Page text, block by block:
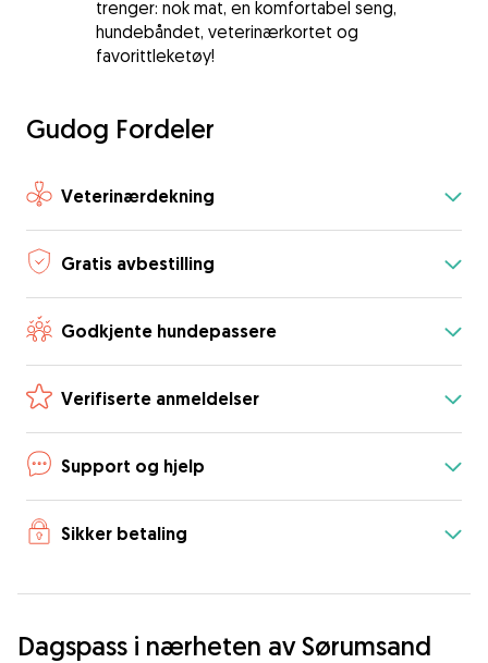
trenger: nok mat, en komfortabel seng,
hundebåndet, veterinærkortet og
favorittleketøy!
Gudog Fordeler
Veterinærdekning
Gratis avbestilling
Godkjente hundepassere
Verifiserte anmeldelser
Support og hjelp
Sikker betaling
Dagspass i nærheten av Sørumsand